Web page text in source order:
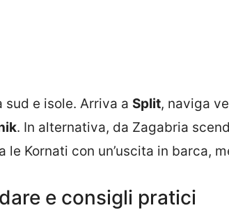
sud e isole. Arriva a Split, naviga
. In alternativa, da Zagabria
le Kornati con un’uscita in barca,
e consigli pratici